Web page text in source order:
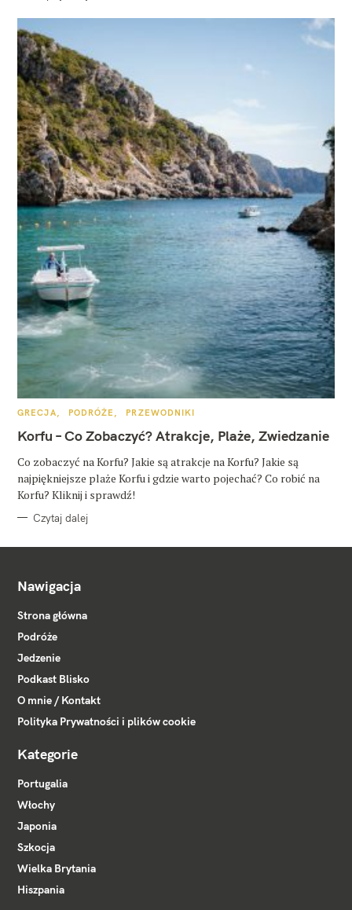
K
T
E
O
R
I
GRECJA PODRÓŻE PRZEWODNIKI
Korfu – Co Zobaczyć? Atrakcje, Plaże, Zwiedzanie
Co zobaczyć na Korfu? Jakie są atrakcje na Korfu? Jakie są
najpiękniejsze plaże Korfu i gdzie warto pojechać? Co robić na
Korfu? Kliknij i sprawdź!
Czytaj dalej
Nawigacja
Strona główna
Podróże
Jedzenie
Podkast Blisko
O mnie / Kontakt
Polityka Prywatności i plików cookie
Kategorie
Portugalia
Włochy
Japonia
Szkocja
Wielka Brytania
Hiszpania